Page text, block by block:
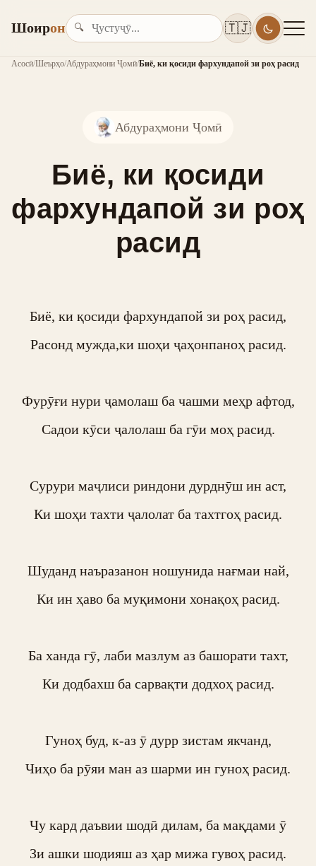
Шоирон 🔍 🇹🇯
Асосӣ/Шеърҳо/Абдураҳмони Ҷомӣ/Биё, ки қосиди фархундапой зи роҳ расид
Абдураҳмони Ҷомӣ
Биё, ки қосиди
фархундапой зи роҳ
расид
Биё, ки қосиди фархундапой зи роҳ расид,
Расонд мужда,ки шоҳи ҷаҳонпаноҳ расид.
Фурӯғи нури ҷамолаш ба чашми меҳр афтод,
Садои кӯси ҷалолаш ба гӯи моҳ расид.
Сурури маҷлиси риндони дурднӯш ин аст,
Ки шоҳи тахти ҷалолат ба тахтгоҳ расид.
Шуданд наъразанон ношунида нағмаи най,
Ки ин ҳаво ба муқимони хонақоҳ расид.
Ба ханда гӯ, лаби мазлум аз башорати тахт,
Ки додбахш ба сарвақти додхоҳ расид.
Гуноҳ буд, к-аз ӯ дурр зистам якчанд,
Чиҳо ба рӯяи ман аз шарми ин гуноҳ расид.
Чу кард даъвии шодӣ дилам, ба мақдами ӯ
Зи ашки шодияш аз ҳар мижа гувоҳ расид.